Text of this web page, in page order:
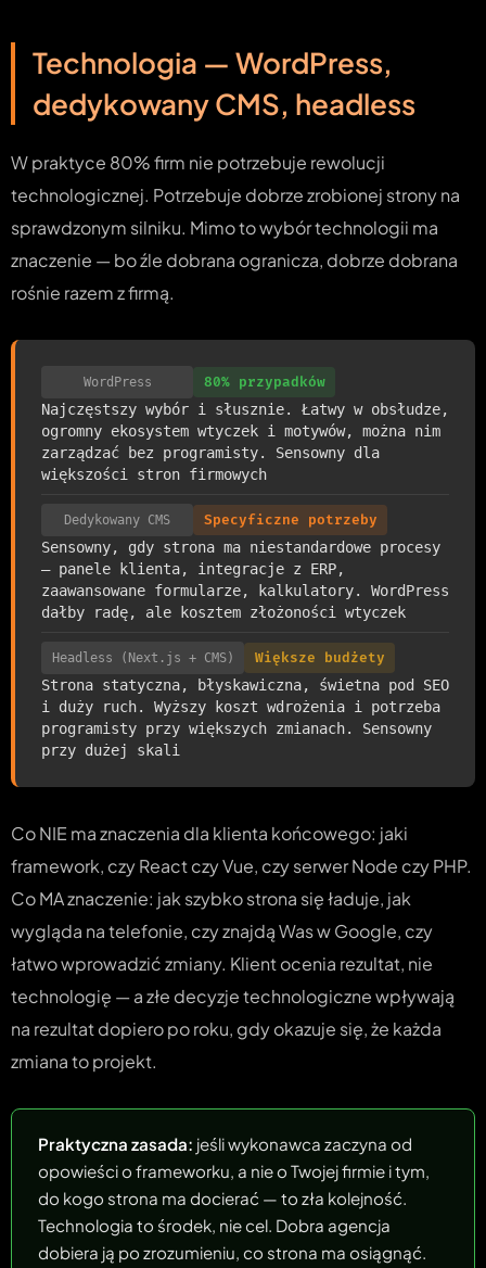
Technologia — WordPress,
dedykowany CMS, headless
W praktyce 80% firm nie potrzebuje rewolucji
technologicznej. Potrzebuje dobrze zrobionej strony na
sprawdzonym silniku. Mimo to wybór technologii ma
znaczenie — bo źle dobrana ogranicza, dobrze dobrana
rośnie razem z firmą.
WordPress
Najczęstszy wybór i słusznie. Łatwy w obsłudze,
ogromny ekosystem wtyczek i motywów, można nim
zarządzać bez programisty. Sensowny dla
większości stron firmowych
80% przypadków
Dedykowany CMS
Sensowny, gdy strona ma niestandardowe procesy
— panele klienta, integracje z ERP,
zaawansowane formularze, kalkulatory. WordPress
dałby radę, ale kosztem złożoności wtyczek
Specyficzne potrzeby
Headless (Next.js + CMS)
Strona statyczna, błyskawiczna, świetna pod SEO
i duży ruch. Wyższy koszt wdrożenia i potrzeba
programisty przy większych zmianach. Sensowny
przy dużej skali
Większe budżety
Co NIE ma znaczenia dla klienta końcowego: jaki
framework, czy React czy Vue, czy serwer Node czy PHP.
Co MA znaczenie: jak szybko strona się ładuje, jak
wygląda na telefonie, czy znajdą Was w Google, czy
łatwo wprowadzić zmiany. Klient ocenia rezultat, nie
technologię — a złe decyzje technologiczne wpływają
na rezultat dopiero po roku, gdy okazuje się, że każda
zmiana to projekt.
Praktyczna zasada: jeśli wykonawca zaczyna od
opowieści o frameworku, a nie o Twojej firmie i tym,
do kogo strona ma docierać — to zła kolejność.
Technologia to środek, nie cel. Dobra agencja
dobiera ją po zrozumieniu, co strona ma osiągnąć.